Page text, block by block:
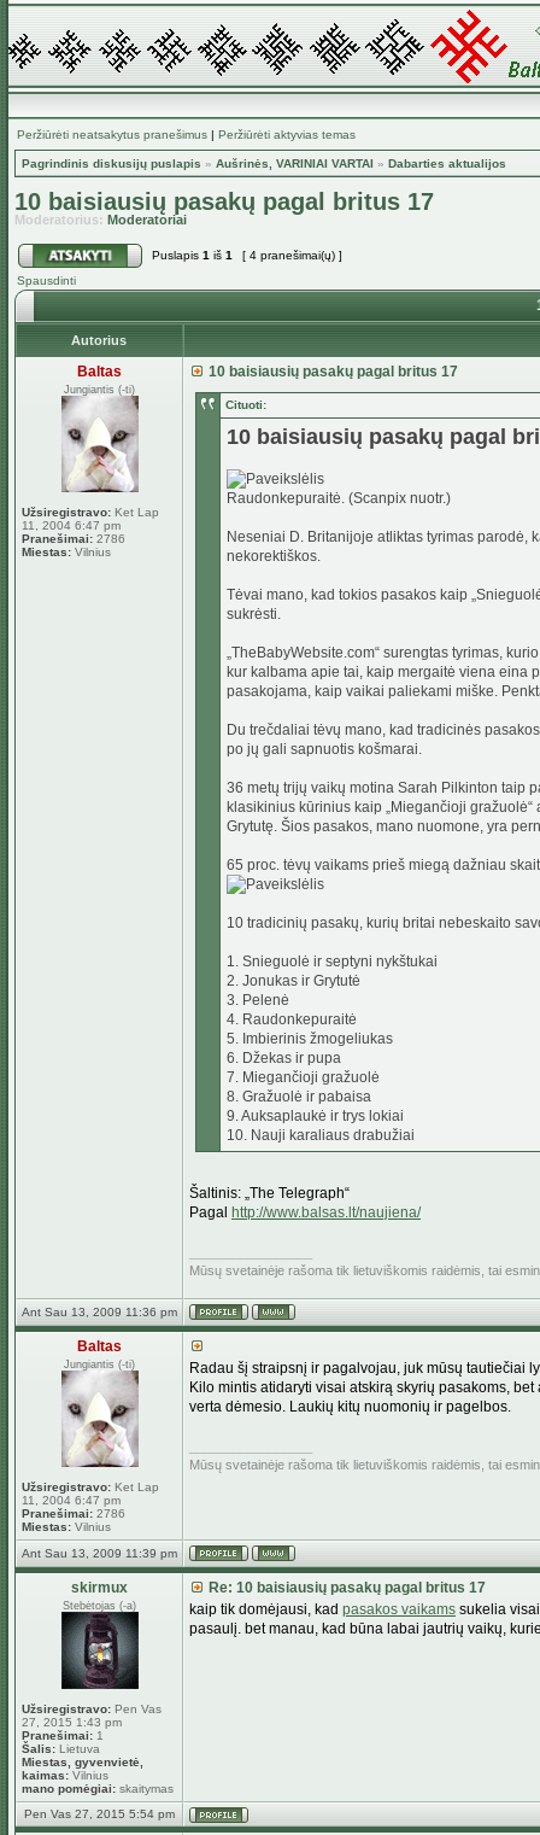
Peržiūrėti neatsakytus pranešimus | Peržiūrėti aktyvias temas
Pagrindinis diskusijų puslapis » Aušrinės, VARINIAI VARTAI » Dabarties aktualijos
10 baisiausių pasakų pagal britus 17
Moderatorius: Moderatoriai
Puslapis 1 iš 1
[ 4 pranešimai(ų) ]
Spausdinti
Autorius
Baltas
Jungiantis (-ti)
Užsiregistravo: Ket Lap
11, 2004 6:47 pm
Pranešimai: 2786
Miestas: Vilnius
10 baisiausių pasakų pagal britus 17
Cituoti:
10 baisiausių pasakų pagal
Raudonkepuraitė. (Scanpix nuotr.)
Neseniai D. Britanijoje atliktas tyrimas parodė,
nekorektiškos.
Tėvai mano, kad tokios pasakos kaip
sukrėsti.
„TheBabyWebsite.com“ surengtas tyrimas,
kur kalbama apie tai, kaip mergaitė viena eina
pasakojama, kaip vaikai paliekami miške.
Du trečdaliai tėvų mano, kad tradicinės
po jų gali sapnuotis košmarai.
36 metų trijų vaikų motina Sarah Pilkinton taip
klasikinius kūrinius kaip „Miegančioji
Grytutę. Šios pasakos, mano nuomone, yra
65 proc. tėvų vaikams prieš miegą dažniau
10 tradicinių pasakų, kurių britai nebeskaito
1. Snieguolė ir septyni nykštukai
2. Jonukas ir Grytutė
3. Pelenė
4. Raudonkepuraitė
5. Imbierinis žmogeliukas
6. Džekas ir pupa
7. Miegančioji gražuolė
8. Gražuolė ir pabaisa
9. Auksaplaukė ir trys lokiai
10. Nauji karaliaus drabužiai
Šaltinis: „The Telegraph“
Pagal http://www.balsas.lt/naujiena/
Mūsų svetainėje rašoma tik lietuviškomis raidėmis, tai
Ant Sau 13, 2009 11:36 pm
Baltas
Jungiantis (-ti)
Užsiregistravo: Ket Lap
11, 2004 6:47 pm
Pranešimai: 2786
Miestas: Vilnius
Radau šį straipsnį ir pagalvojau, juk mūsų tautiečiai
Kilo mintis atidaryti visai atskirą skyrių pasakoms,
verta dėmesio. Laukių kitų nuomonių ir pagelbos.
Mūsų svetainėje rašoma tik lietuviškomis raidėmis, tai
Ant Sau 13, 2009 11:39 pm
skirmux
Stebėtojas (-a)
Užsiregistravo: Pen Vas
27, 2015 1:43 pm
Pranešimai: 1
Šalis: Lietuva
Miestas, gyvenvietė,
kaimas: Vilnius
mano pomėgiai: skaitymas
Re: 10 baisiausių pasakų pagal britus 17
kaip tik domėjausi, kad pasakos vaikams sukelia
pasaulį. bet manau, kad būna labai jautrių vaikų,
Pen Vas 27, 2015 5:54 pm